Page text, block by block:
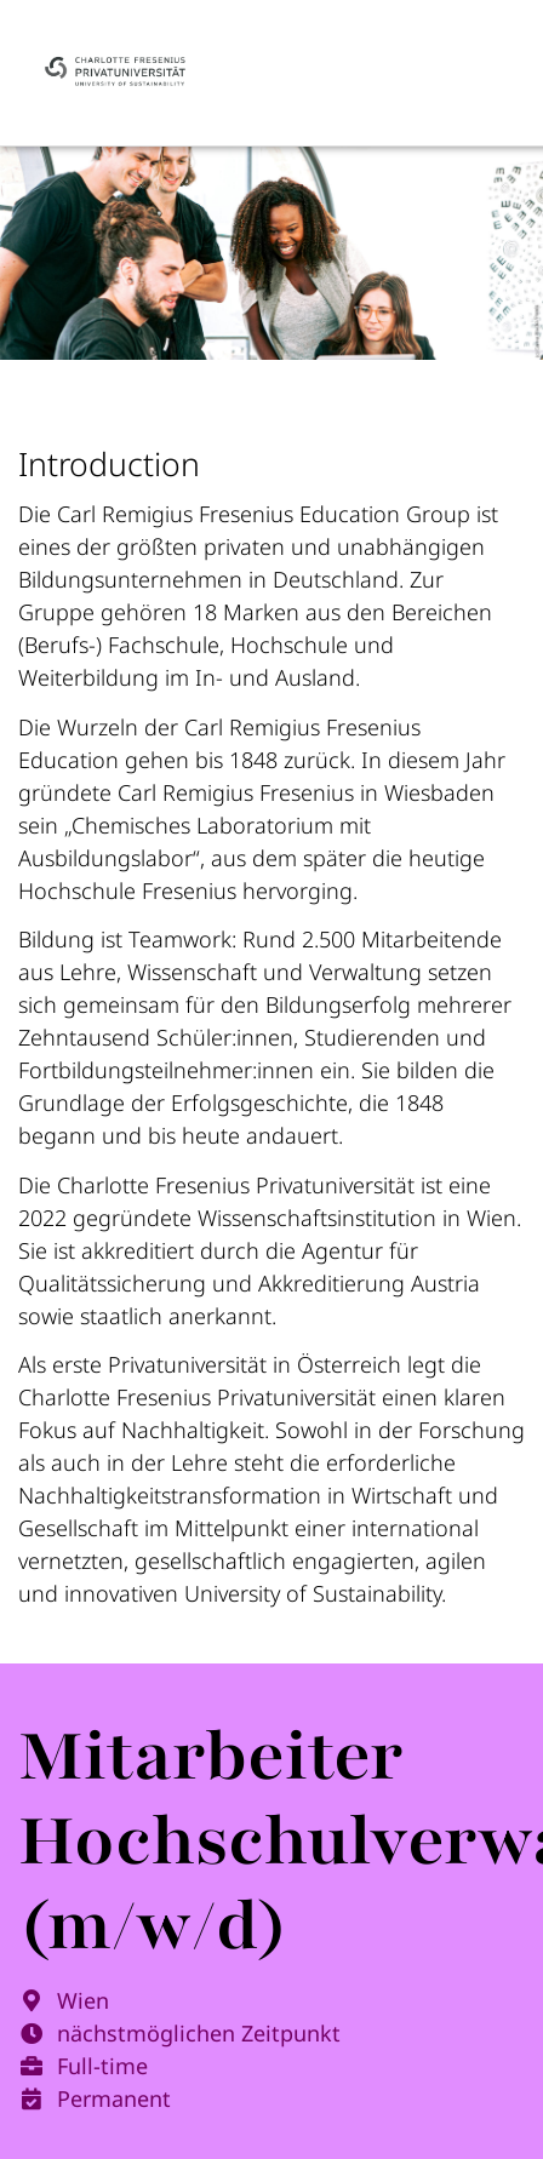
Mitarbeiter
(m/w/d)
Wien
nächstmöglichen Zeitpunkt
Full-time
Permanent
Introduction
Die Carl Remigius Fresenius Education Group ist
eines der größten privaten und unabhängigen
Bildungsunternehmen in Deutschland. Zur
Gruppe gehören 18 Marken aus den Bereichen
(Berufs-) Fachschule, Hochschule und
Weiterbildung im In- und Ausland.
Die Wurzeln der Carl Remigius Fresenius
Education gehen bis 1848 zurück. In diesem Jahr
gründete Carl Remigius Fresenius in Wiesbaden
sein „Chemisches Laboratorium mit
Ausbildungslabor“, aus dem später die heutige
Hochschule Fresenius hervorging.
Bildung ist Teamwork: Rund 2.500 Mitarbeitende
aus Lehre, Wissenschaft und Verwaltung setzen
sich gemeinsam für den Bildungserfolg mehrerer
Zehntausend Schüler:innen, Studierenden und
Fortbildungsteilnehmer:innen ein. Sie bilden die
Grundlage der Erfolgsgeschichte, die 1848
begann und bis heute andauert.
Die Charlotte Fresenius Privatuniversität ist eine
2022 gegründete Wissenschaftsinstitution in Wien.
Sie ist akkreditiert durch die Agentur für
Qualitätssicherung und Akkreditierung Austria
sowie staatlich anerkannt.
Als erste Privatuniversität in Österreich legt die
Charlotte Fresenius Privatuniversität einen klaren
Fokus auf Nachhaltigkeit. Sowohl in der Forschung
als auch in der Lehre steht die erforderliche
Nachhaltigkeitstransformation in Wirtschaft und
Gesellschaft im Mittelpunkt einer international
vernetzten, gesellschaftlich engagierten, agilen
und innovativen University of Sustainability.